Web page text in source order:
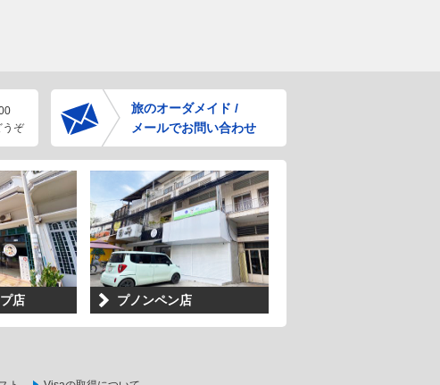
うぞ
旅のオーダメイド /
メールでお問い合わせ
店 プノンペン店